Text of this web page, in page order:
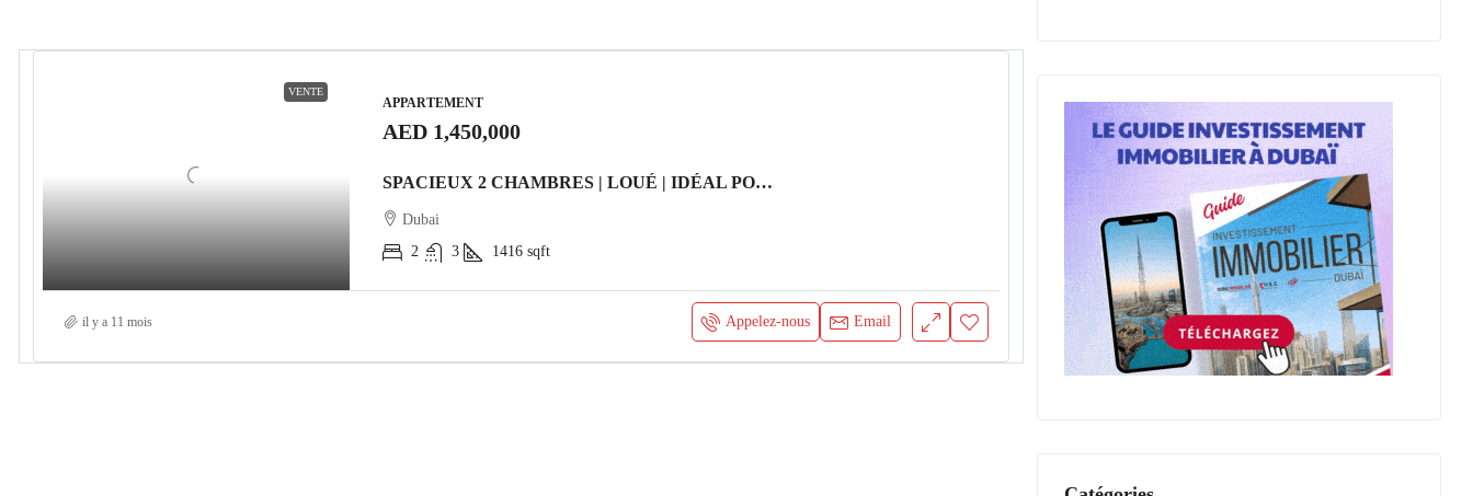
VENTE
APPARTEMENT
AED 1,450,000
SPACIEUX 2 CHAMBRES | LOUÉ | IDÉAL POUR INVESTISSEMENT Appartement Dubai
Dubai
2
3 1416 sqft
il y a 11 mois Appelez-nous Email